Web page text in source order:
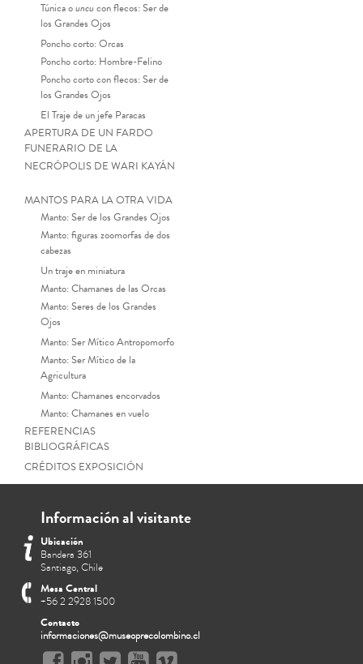
Túnica ouncu con flecos: Ser de
los Grandes Ojos
Poncho corto: Orcas
Poncho corto: Hombre-Felino
Poncho corto con flecos: Ser de
los Grandes Ojos
El Traje de un jefe Paracas
APERTURA DE UN FARDO
FUNERARIO DE LA
NECRÓPOLIS DE WARI KAYÁN
MANTOS PARA LA OTRA VIDA
Manto: Ser de los Grandes Ojos
Manto: figuras zoomorfas de dos
cabezas
Un traje en miniatura
Manto: Chamanes de las Orcas
Manto: Seres de los Grandes
Ojos
Manto: Ser Mítico Antropomorfo
Manto: Ser Mítico de la
Agricultura
Manto: Chamanes encorvados
Manto: Chamanes en vuelo
REFERENCIAS
BIBLIOGRÁFICAS
CRÉDITOS EXPOSICIÓN
Información al visitante
Ubicación
Bandera 361
Santiago, Chile
Mesa Central
+56 2 2928 1500
Contacto
informaciones@museoprecolombino.cl